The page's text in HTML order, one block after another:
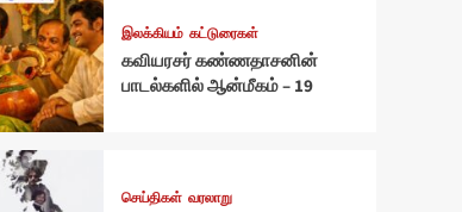
இலக்கியம் கட்டுரைகள்
கவியரசர் கண்ணதாசனின்
பாடல்களில் ஆன்மீகம் – 19
செய்திகள் வரலாறு